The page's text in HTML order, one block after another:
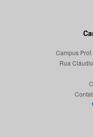
Campus
Rua